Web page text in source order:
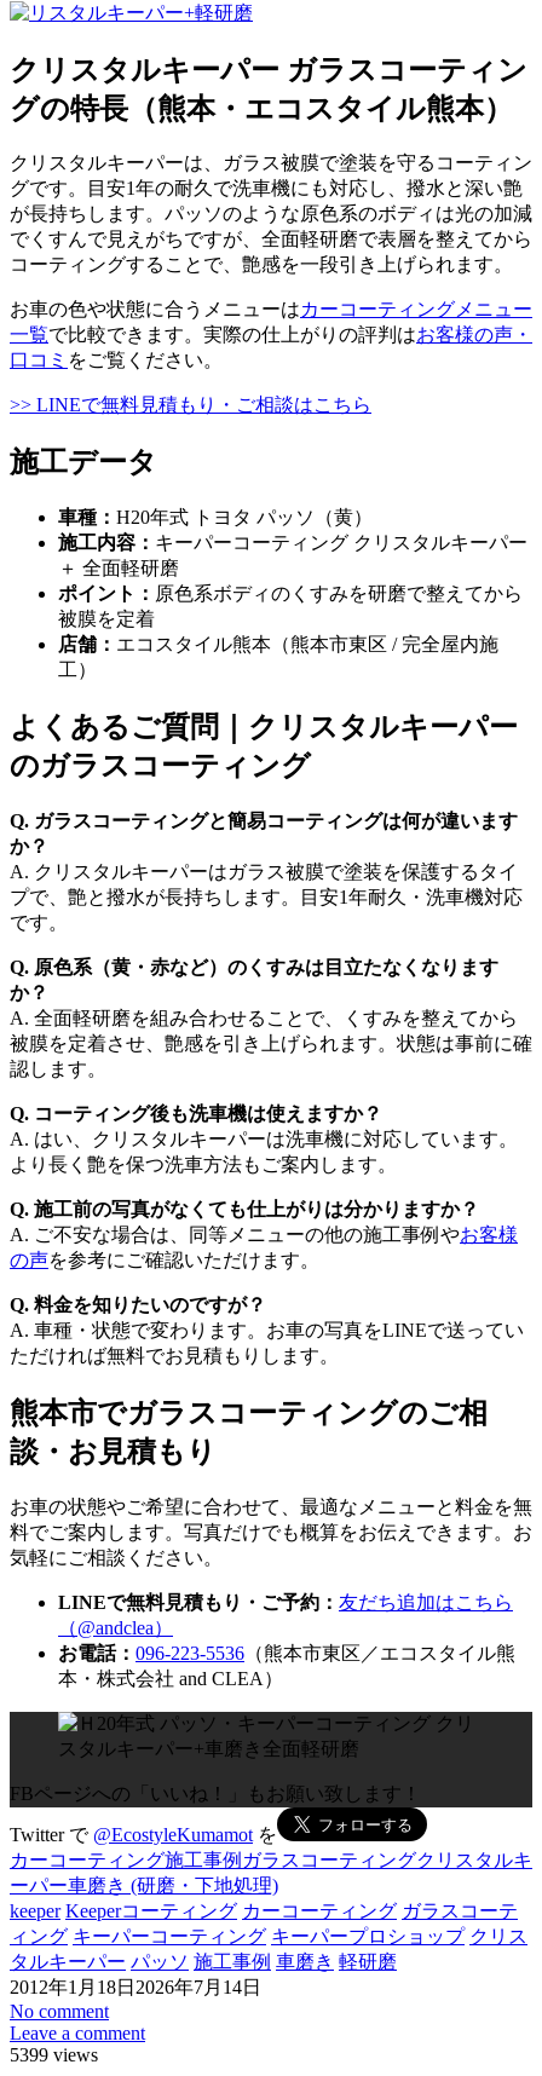
クリスタルキーパー ガラスコーティン
グの特長（熊本・エコスタイル熊本）
クリスタルキーパーは、ガラス被膜で塗装を守るコーティン
グです。目安1年の耐久で洗車機にも対応し、撥水と深い艶
が長持ちします。パッソのような原色系のボディは光の加減
でくすんで見えがちですが、全面軽研磨で表層を整えてから
コーティングすることで、艶感を一段引き上げられます。
お車の色や状態に合うメニューはカーコーティングメニュー
一覧で比較できます。実際の仕上がりの評判はお客様の声・
口コミ をご覧ください。
>> LINEで無料見積もり・ご相談はこちら
施工データ
車種： H20年式 トヨタ パッソ（黄）
施工内容： キーパーコーティング クリスタルキーパー
＋ 全面軽研磨
ポイント： 原色系ボディのくすみを研磨で整えてから
被膜を定着
店舗： エコスタイル熊本（熊本市東区 / 完全屋内施
工）
よくあるご質問｜クリスタルキーパー
のガラスコーティング
Q. ガラスコーティングと簡易コーティングは何が違います
か？
A. クリスタルキーパーはガラス被膜で塗装を保護するタイ
プで、艶と撥水が長持ちします。目安1年耐久・洗車機対応
です。
Q. 原色系（黄・赤など）のくすみは目立たなくなります
か？
A. 全面軽研磨を組み合わせることで、くすみを整えてから
被膜を定着させ、艶感を引き上げられます。状態は事前に確
認します。
Q. コーティング後も洗車機は使えますか？
A. はい、クリスタルキーパーは洗車機に対応しています。
より長く艶を保つ洗車方法もご案内します。
Q. 施工前の写真がなくても仕上がりは分かりますか？
A. ご不安な場合は、同等メニューの他の施工事例やお客様
の声を参考にご確認いただけます。
Q. 料金を知りたいのですが？
A. 車種・状態で変わります。お車の写真をLINEで送ってい
ただければ無料でお見積もりします。
熊本市でガラスコーティングのご相
談・お見積もり
お車の状態やご希望に合わせて、最適なメニューと料金を無
料でご案内します。写真だけでも概算をお伝えできます。お
気軽にご相談ください。
LINEで無料見積もり・ご予約： 友だち追加はこちら
（@andclea）
お電話： 096-223-5536 （熊本市東区／エコスタイル熊
本・株式会社 and CLEA）
FBページへの「いいね！」もお願い致します！
Twitter で @EcostyleKumamot を
カーコーティング施工事例 ガラスコーティングクリスタルキ
ーパー車磨き (研磨・下地処理)
keeper Keeperコーティング カーコーティング ガラスコーテ
ィング キーパーコーティング キーパープロショップ クリス
タルキーパー パッソ 施工事例 車磨き 軽研磨
2012年1月18日 2026年7月14日
No comment
Leave a comment
5399 views